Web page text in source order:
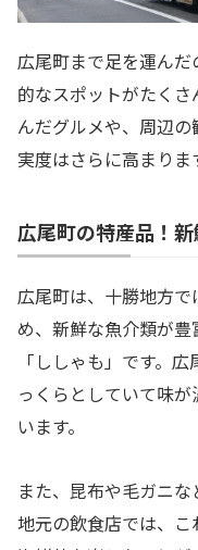
広尾町まで足を運ん
的なスポットがたく
んだグルメや、周辺
実度はさらに高まりま
広尾町の特産品！
広尾町は、十勝地方
め、新鮮な魚介類が
「ししゃも」です。
っくらとしていて味
います。
また、昆布や毛ガニな
地元の飲食店では、